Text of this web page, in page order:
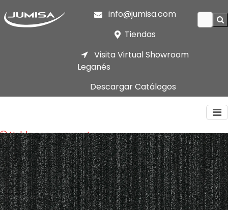
info@jumisa.com
Tiendas
Visita Virtual Showroom
Leganés
Descargar Catálogos
Habla con un experto